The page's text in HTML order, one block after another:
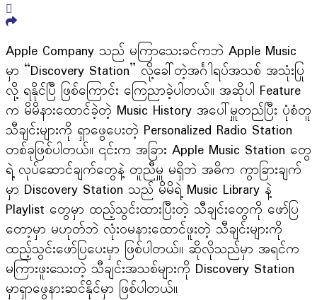
Apple Company သည် မကြာသေးခင်ကဘဲ Apple Music
မှာ “Discovery Station” လို့ခေါ်တဲ့အင်္ဂါရပ်အသစ် အသုံးပြု
လို့ ရနိုင်ပြီ ဖြစ်ကြောင်း ကြေညာခဲ့ပါတယ်။ အဆိုပါ Feature
က မိမိနားထောင်ခဲ့တဲ့ Music History အပေါ်မှူတည်ပြီး ပုံစံတူ
သီချင်းများကို ရှာဖွေပေးတဲ့ Personalized Radio Station
တစ်ခုဖြစ်ပါတယ်။ ၎င်းက အခြား Apple Music Station တွေ
ရဲ့ လုပ်ဆောင်ချက်တွေနဲ့ တူညီမှူ မရှိဘဲ အဓိက ကွာခြားချက်
မှာ Discovery Station သည် မိမိရဲ့ Music Library နဲ့
Playlist တွေမှာ ထည့်သွင်းထားပြီးတဲ့ သီချင်းတွေကို ဖော်ပြ
တော့မှာ မဟုတ်ဘဲ လုံး၀မနားထောင်ဖူးတဲ့ သီချင်းများကို
ထည့်သွင်းဖော်ပြပေးမှာ ဖြစ်ပါတယ်။ ဆိုလိုသည်မှာ အရင်က
မကြားဖူးသေးတဲ့ သီချင်းအသစ်များကို Discovery Station
မှာရှာဖွေနားဆင်နိုင်မှာ ဖြစ်ပါတယ်။